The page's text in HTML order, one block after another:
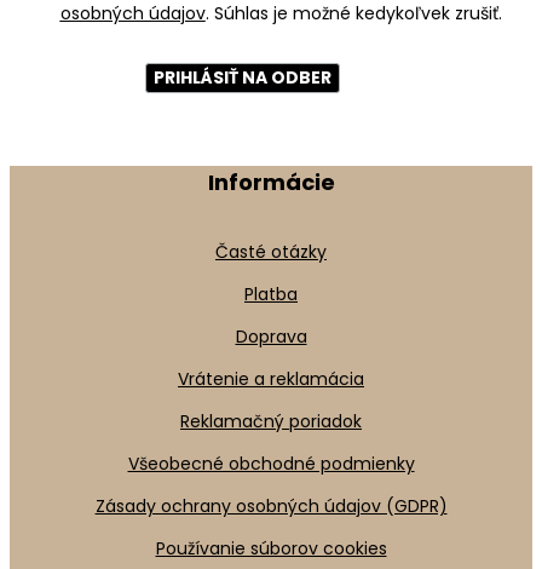
osobných údajov. Súhlas je možné kedykoľvek zrušiť.
Informácie
Časté otázky
Platba
Doprava
Vrátenie a reklamácia
Reklamačný poriadok
Všeobecné obchodné podmienky
Zásady ochrany osobných údajov (GDPR)
Používanie súborov cookies